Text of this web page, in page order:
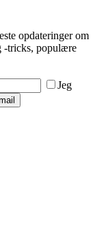
opdateringer om
-tricks, populære
Jeg